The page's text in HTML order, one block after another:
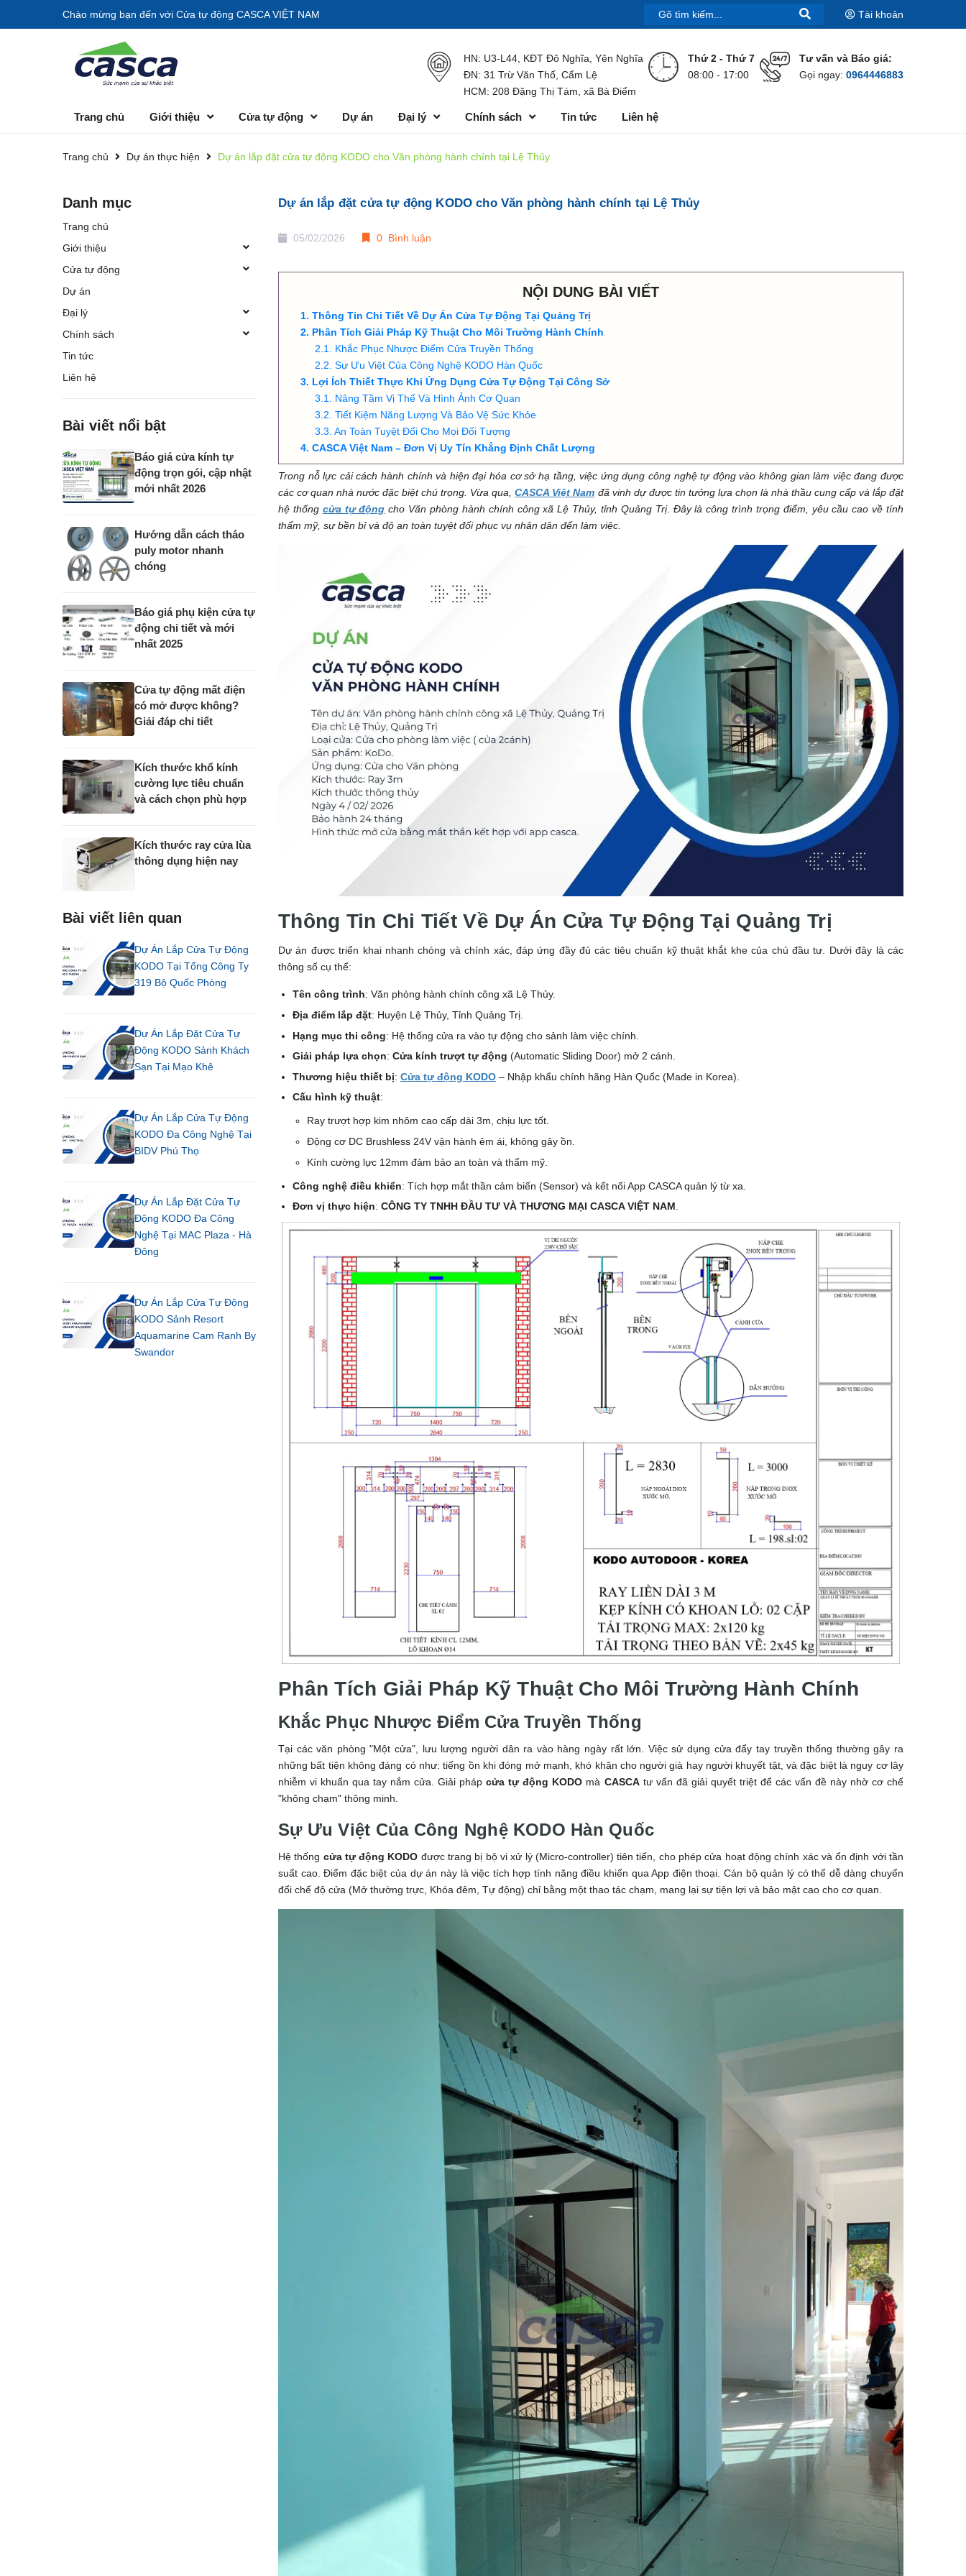
Chào mừng bạn đến với Cửa tự động CASCA VIỆT NAM Tài khoản
Tư vấn và Báo giá:
Gọi ngay: 0964446883
Thứ 2 - Thứ 7
08:00 - 17:00
HN: U3-L44, KĐT Đô Nghĩa, Yên Nghĩa
ĐN: 31 Trừ Văn Thố, Cẩm Lệ
HCM: 208 Đặng Thị Tám, xã Bà Điểm
Trang chủ Giới thiệu Cửa tự động Dự án Đại lý Chính sách Tin tức Liên hệ
Trang chủ Dự án thực hiện Dự án lắp đặt cửa tự động KODO cho Văn phòng hành chính tại Lệ Thủy
Dự án lắp đặt cửa tự động KODO cho Văn phòng hành chính tại Lệ Thủy
05/02/2026 0 Bình luận
NỘI DUNG BÀI VIẾT
Thông Tin Chi Tiết Về Dự Án Cửa Tự Động Tại Quảng Trị
Phân Tích Giải Pháp Kỹ Thuật Cho Môi Trường Hành Chính
Khắc Phục Nhược Điểm Cửa Truyền Thống
Sự Ưu Việt Của Công Nghệ KODO Hàn Quốc
Lợi Ích Thiết Thực Khi Ứng Dụng Cửa Tự Động Tại Công Sở
Nâng Tầm Vị Thế Và Hình Ảnh Cơ Quan
Tiết Kiệm Năng Lượng Và Bảo Vệ Sức Khỏe
An Toàn Tuyệt Đối Cho Mọi Đối Tượng
CASCA Việt Nam – Đơn Vị Uy Tín Khẳng Định Chất Lượng
Trong nỗ lực cải cách hành chính và hiện đại hóa cơ sở hạ tầng, việc ứng dụng công nghệ tự động vào không gian làm việc đang được
các cơ quan nhà nước đặc biệt chú trọng. Vừa qua,CASCA Việt Nam đã vinh dự được tin tưởng lựa chọn là nhà thầu cung cấp và lắp đặt
hệ thống cửa tự động cho Văn phòng hành chính công xã Lệ Thủy, tỉnh Quảng Trị. Đây là công trình trọng điểm, yêu cầu cao về tính
thẩm mỹ, sự bền bỉ và độ an toàn tuyệt đối phục vụ nhân dân đến làm việc.
Thông Tin Chi Tiết Về Dự Án Cửa Tự Động Tại Quảng Trị
Dự án được triển khai nhanh chóng và chính xác, đáp ứng đầy đủ các tiêu chuẩn kỹ thuật khắt khe của chủ đầu tư. Dưới đây là các
thông số cụ thể:
Tên công trình: Văn phòng hành chính công xã Lệ Thủy.
Địa điểm lắp đặt: Huyện Lệ Thủy, Tỉnh Quảng Trị.
Hạng mục thi công: Hệ thống cửa ra vào tự động cho sảnh làm việc chính.
Giải pháp lựa chọn: Cửa kính trượt tự động (Automatic Sliding Door) mở 2 cánh.
Thương hiệu thiết bị: Cửa tự động KODO – Nhập khẩu chính hãng Hàn Quốc (Made in Korea).
Cấu hình kỹ thuật:
Ray trượt hợp kim nhôm cao cấp dài 3m, chịu lực tốt.
Động cơ DC Brushless 24V vận hành êm ái, không gây ồn.
Kính cường lực 12mm đảm bảo an toàn và thẩm mỹ.
Công nghệ điều khiển: Tích hợp mắt thần cảm biến (Sensor) và kết nối App CASCA quản lý từ xa.
Đơn vị thực hiện: CÔNG TY TNHH ĐẦU TƯ VÀ THƯƠNG MẠI CASCA VIỆT NAM
Phân Tích Giải Pháp Kỹ Thuật Cho Môi Trường Hành Chính
Khắc Phục Nhược Điểm Cửa Truyền Thống
Tại các văn phòng "Một cửa", lưu lượng người dân ra vào hàng ngày rất lớn. Việc sử dụng cửa đẩy tay truyền thống thường gây ra
những bất tiện không đáng có như: tiếng ồn khi đóng mở mạnh, khó khăn cho người già hay người khuyết tật, và đặc biệt là nguy cơ lây
nhiễm vi khuẩn qua tay nắm cửa. Giải phápcửa tự động KODO mà CASCAtư vấn đã giải quyết triệt để các vấn đề này nhờ cơ chế
"không chạm" thông minh.
Sự Ưu Việt Của Công Nghệ KODO Hàn Quốc
Hệ thống cửa tự động KODO được trang bị bộ vi xử lý (Micro-controller) tiên tiến, cho phép cửa hoạt động chính xác và ổn định với tần
suất cao. Điểm đặc biệt của dự án này là việc tích hợp tính năng điều khiển qua App điện thoại. Cán bộ quản lý có thể dễ dàng chuyển
đổi chế độ cửa (Mở thường trực, Khóa đêm, Tự động) chỉ bằng một thao tác chạm, mang lại sự tiện lợi và bảo mật cao cho cơ quan.
Danh mục
Trang chủ
Giới thiệu
Cửa tự động
Dự án
Đại lý
Chính sách
Tin tức
Liên hệ
Bài viết nổi bật
Báo giá cửa kính tự
động trọn gói, cập nhật
mới nhất 2026
Hướng dẫn cách tháo
puly motor nhanh
chóng
Báo giá phụ kiện cửa tự
động chi tiết và mới
nhất 2025
Cửa tự động mất điện
có mở được không?
Giải đáp chi tiết
Kích thước khổ kính
cường lực tiêu chuẩn
và cách chọn phù hợp
Kích thước ray cửa lùa
thông dụng hiện nay
Bài viết liên quan
Dự Án Lắp Cửa Tự Động
KODO Tại Tổng Công Ty
319 Bộ Quốc Phòng
Dự Án Lắp Đặt Cửa Tự
Động KODO Sảnh Khách
Sạn Tại Mạo Khê
Dự Án Lắp Cửa Tự Động
KODO Đa Công Nghệ Tại
BIDV Phú Thọ
Dự Án Lắp Đặt Cửa Tự
Động KODO Đa Công
Nghệ Tại MAC Plaza - Hà
Đông
Dự Án Lắp Cửa Tự Động
KODO Sảnh Resort
Aquamarine Cam Ranh By
Swandor